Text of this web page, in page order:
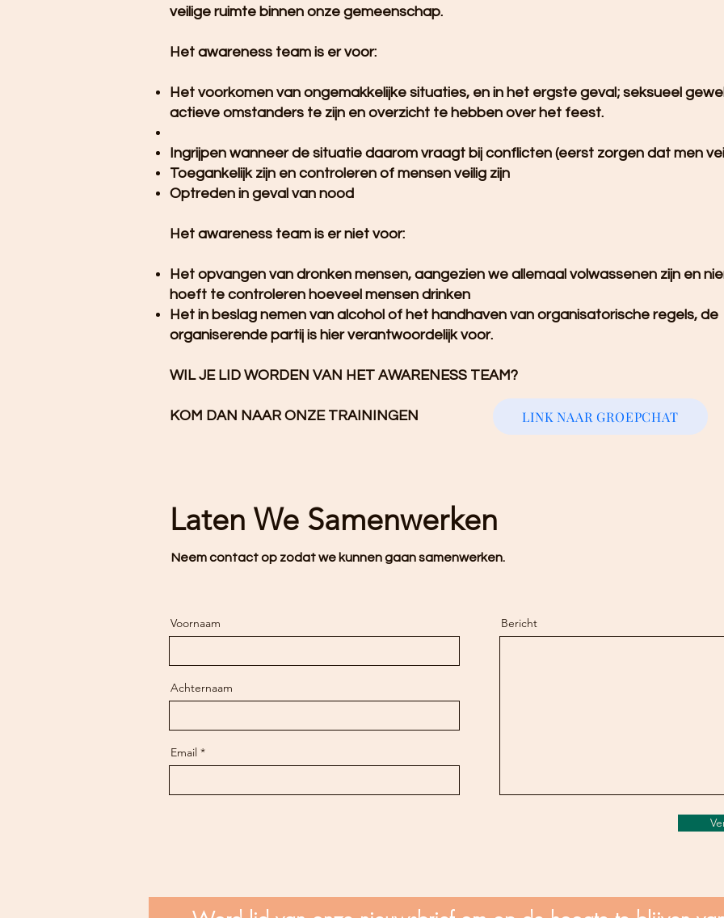
veilige ruimte binnen onze gemeenschap.
Het awareness team is er voor:
Het voorkomen van ongemakkelijke situaties, en in het ergste geval; seksueel
actieve omstanders te zijn en overzicht te hebben over het feest.
Ingrijpen wanneer de situatie daarom vraagt bij conflicten (eerst zorgen dat men
Toegankelijk zijn en controleren of mensen veilig zijn
Optreden in geval van nood
Het awareness team is er niet voor:
Het opvangen van dronken mensen, aangezien we allemaal volwassenen zijn en
hoeft te controleren hoeveel mensen drinken
Het in beslag nemen van alcohol of het handhaven van organisatorische regels, de
organiserende partij is hier verantwoordelijk voor.
WIL JE LID WORDEN VAN HET AWARENESS TEAM?
KOM DAN NAAR ONZE TRAININGEN​ LINK NAAR GROEPCHAT
Laten We Samenwerken
Neem contact op zodat we kunnen gaan samenwerken.
Voornaam
Achternaam
Email
Bericht